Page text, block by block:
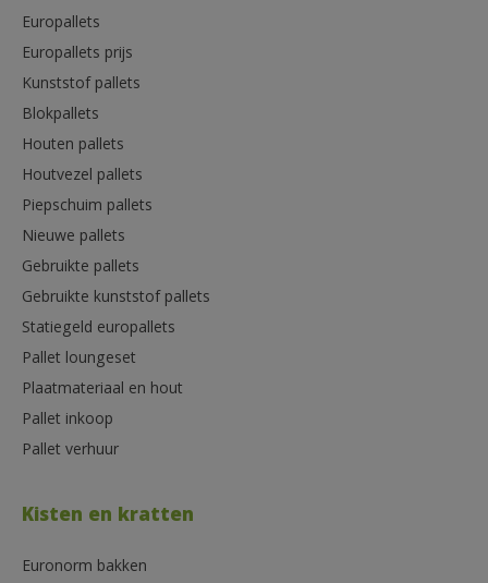
Europallets
Europallets prijs
Kunststof pallets
Blokpallets
Houten pallets
Houtvezel pallets
Piepschuim pallets
Nieuwe pallets
Gebruikte pallets
Gebruikte kunststof pallets
Statiegeld europallets
Pallet loungeset
Plaatmateriaal en hout
Pallet inkoop
Pallet verhuur
Kisten en kratten
Euronorm bakken